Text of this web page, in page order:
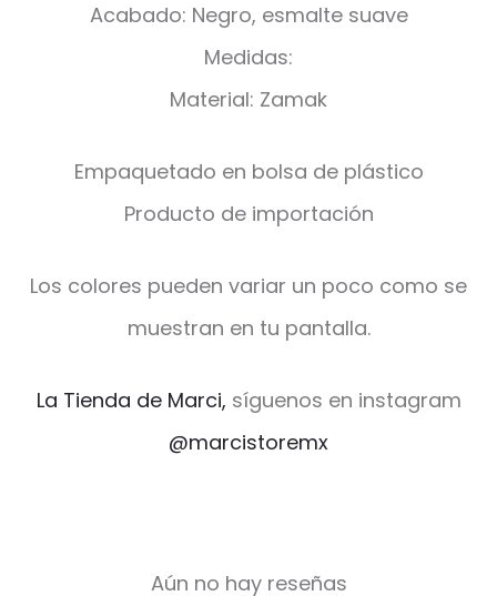
Acabado: Negro, esmalte suave
Medidas:
Material: Zamak
Empaquetado en bolsa de plástico
Producto de importación
Los colores pueden variar un poco como se
muestran en tu pantalla.
La Tienda de Marci, síguenos en instagram
@marcistoremx
Aún no hay reseñas